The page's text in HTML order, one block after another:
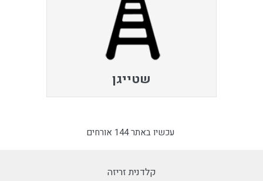
שטייגן
עכשיו באתר 144 אורחים
קלדנית זריזה